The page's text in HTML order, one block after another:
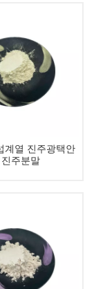
계열 진주광택안
주분말